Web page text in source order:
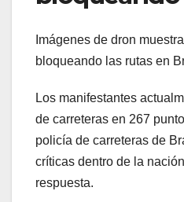
Imágenes de dron
bloqueando las rutas en
Los manifestantes
de carreteras en 267
policía de carreteras de
críticas dentro de la
respuesta.